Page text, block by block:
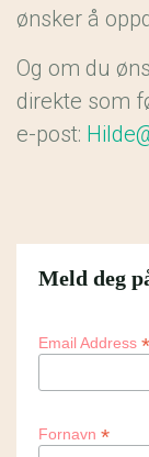
ønsker å
Og om du
direkte som
e-post:
Meld deg
Email Address *
Fornavn *